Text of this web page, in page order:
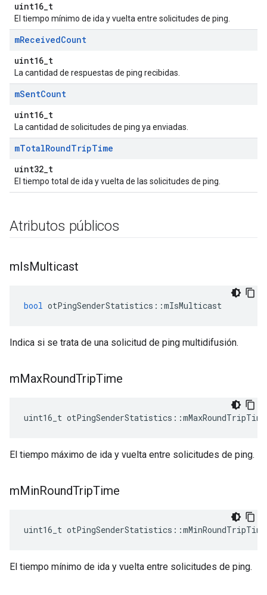
uint16_t
El tiempo mínimo de ida y vuelta entre solicitudes de ping.
mReceivedCount
uint16_t
La cantidad de respuestas de ping recibidas.
mSentCount
uint16_t
La cantidad de solicitudes de ping ya enviadas.
mTotalRoundTripTime
uint32_t
El tiempo total de ida y vuelta de las solicitudes de ping.
Atributos públicos
mIsMulticast
bool otPingSenderStatistics ::mIsMulticast
Indica si se trata de una solicitud de ping multidifusión.
mMaxRoundTripTime
uint16_t otPingSenderStatistics ::mMaxRoundTripTime
El tiempo máximo de ida y vuelta entre solicitudes de ping.
mMinRoundTripTime
uint16_t otPingSenderStatistics ::mMinRoundTripTime
El tiempo mínimo de ida y vuelta entre solicitudes de ping.